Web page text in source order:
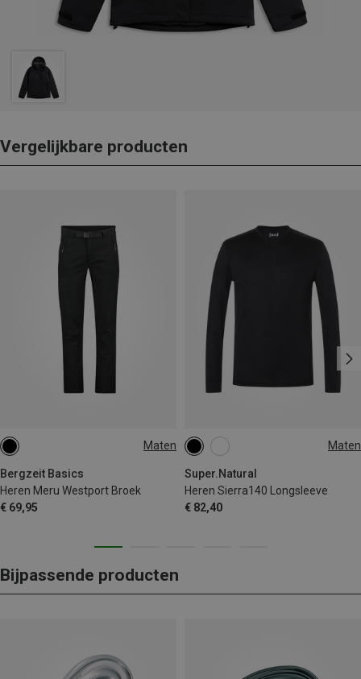
Vergelijkbare producten
Maten
Bergzeit Basics
Heren Meru Westport Broek
€ 69,95
S Maten
Super.Natural
Heren Sierra140 Longsleeve
€ 82,40
M L
Bijpassende producten